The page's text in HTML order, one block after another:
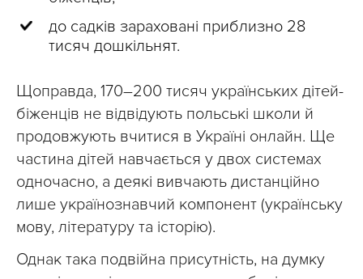
до садків зараховані приблизно 28
тисяч дошкільнят.
Щоправда, 170–200 тисяч українських дітей-
біженців не відвідують польські школи й
продовжують вчитися в Україні онлайн. Ще
частина дітей навчається у двох системах
одночасно, а деякі вивчають дистанційно
лише українознавчий компонент (українську
мову, літературу та історію).
Однак така подвійна присутність, на думку